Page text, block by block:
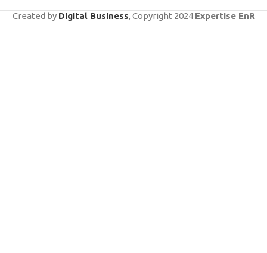
Created by Digital Business, Copyright 2024 Expertise EnR